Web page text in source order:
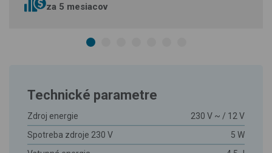
za 5 mesiacov
Technické parametre
Zdroj energie
230 V ~ / 12 V
Spotreba zdroje 230 V
5 W